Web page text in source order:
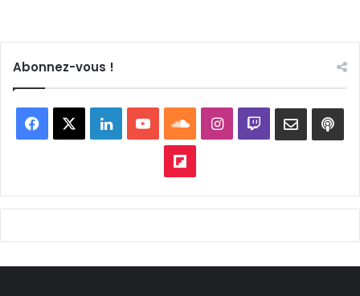
Abonnez-vous !
Facebook LinkedinYouTubeSoundCloud
Instagram
Twitch
Flipboard